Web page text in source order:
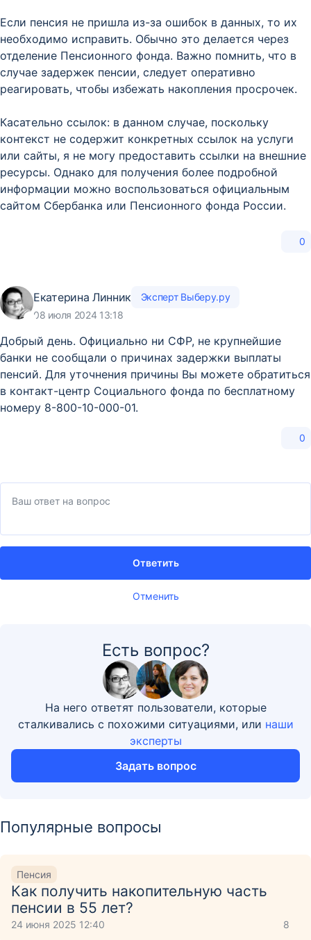
Если пенсия не пришла из-за ошибок в данных, то их
необходимо исправить. Обычно это делается через
отделение Пенсионного фонда. Важно помнить, что в
случае задержек пенсии, следует оперативно
реагировать, чтобы избежать накопления просрочек.
Касательно ссылок: в данном случае, поскольку
контекст не содержит конкретных ссылок на услуги
или сайты, я не могу предоставить ссылки на внешние
ресурсы. Однако для получения более подробной
информации можно воспользоваться официальным
сайтом Сбербанка или Пенсионного фонда России.
0
Екатерина Линник
Эксперт Выберу.ру
08 июля 2024 13:18
Добрый день. Официально ни СФР, не крупнейшие
банки не сообщали о причинах задержки выплаты
пенсий. Для уточнения причины Вы можете обратиться
в контакт-центр Социального фонда по бесплатному
номеру 8-800-10-000-01.
0
Отменить
Ответить
Есть вопрос?
На него ответят пользователи, которые
сталкивались с похожими ситуациями, или наши
эксперты
Задать вопрос
Популярные вопросы
Пенсия
Как получить накопительную часть
пенсии в 55 лет?
24 июня 2025 12:40 8